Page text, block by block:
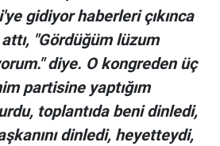
gidiyor haberleri çıkınca
"Gördüğüm lüzum
diye. O kongreden üç
partisine yaptığım
toplantıda beni dinledi,
dinledi, heyetteydi,